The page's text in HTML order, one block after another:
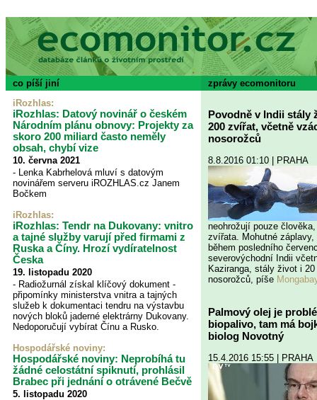
co píší jiní
zprávy ecomonitoru
iRozhlas:
iRozhlas: Datový novinář o českém
Národním plánu obnovy: Projekty za
skoro 200 miliard často neměly
obsah, chybí vize
10. června 2021
- Lenka Kabrhelová mluví s datovým
novinářem serveru iROZHLAS.cz Janem
Bočkem
iRozhlas:
iRozhlas: Tendr na Dukovany: vnitro
a tajné služby varují před firmami z
Ruska a Číny. Hrozí vydíratelnost
Česka
19. listopadu 2020
- Radiožurnál získal klíčový dokument -
připomínky ministerstva vnitra a tajných
služeb k dokumentaci tendru na výstavbu
nových bloků jaderné elektrárny Dukovany.
Nedoporučují vybírat Čínu a Rusko.
Hospodářské noviny:
Hospodářské noviny: Neprobíhá tu
žádné celostátní spiknutí, prohlásil
Brabec při jednání o otrávené Bečvě
5. listopadu 2020
Povodně v Indii stály
200 zvířat, včetně
nosorožců
8.8.2016 01:10 | PRAHA
neohrožují pouze
zvířata. Mohutné
během posledního
severovýchodní Indii
Kaziranga, stály život i
nosorožců, píše
Palmový olej je
biopalivo, tam má
biolog Novotný
15.4.2016 15:55 | PRAHA